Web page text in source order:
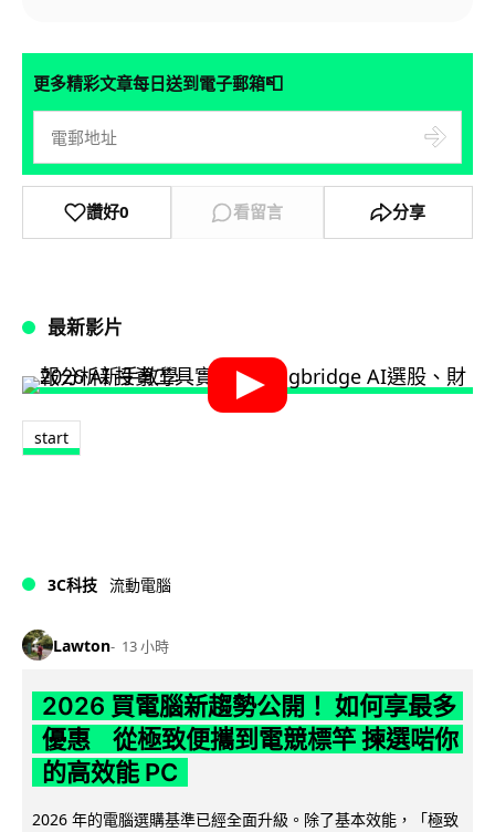
更多精彩文章每日送到電子郵箱📮
讚好0 看留言 分享
最新影片
start
3C科技 流動電腦
Lawton 13 小時
2026 買電腦新趨勢公開！ 如何享最多
優惠 從極致便攜到電競標竿 揀選啱你
的高效能 PC
2026 年的電腦選購基準已經全面升級。除了基本效能，「極致